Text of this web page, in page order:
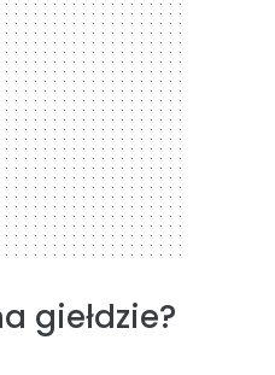
giełdzie?